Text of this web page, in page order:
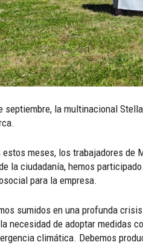
septiembre, la multinacional
estos meses, los trabajadores de
la ciudadanía, hemos
para la empresa.
sumidos en una profunda
necesidad de adoptar medidas
climática. Debemos